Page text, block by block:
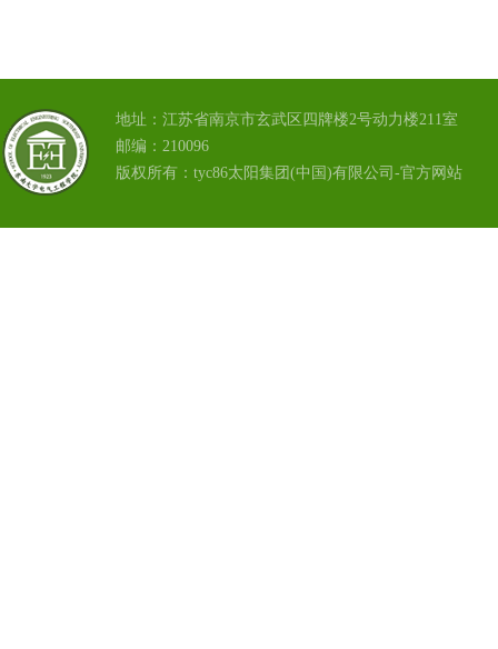
地址：江苏省南京市玄武区四牌楼2号动力楼211室
邮编：210096
版权所有：tyc86太阳集团(中国)有限公司-官方网站